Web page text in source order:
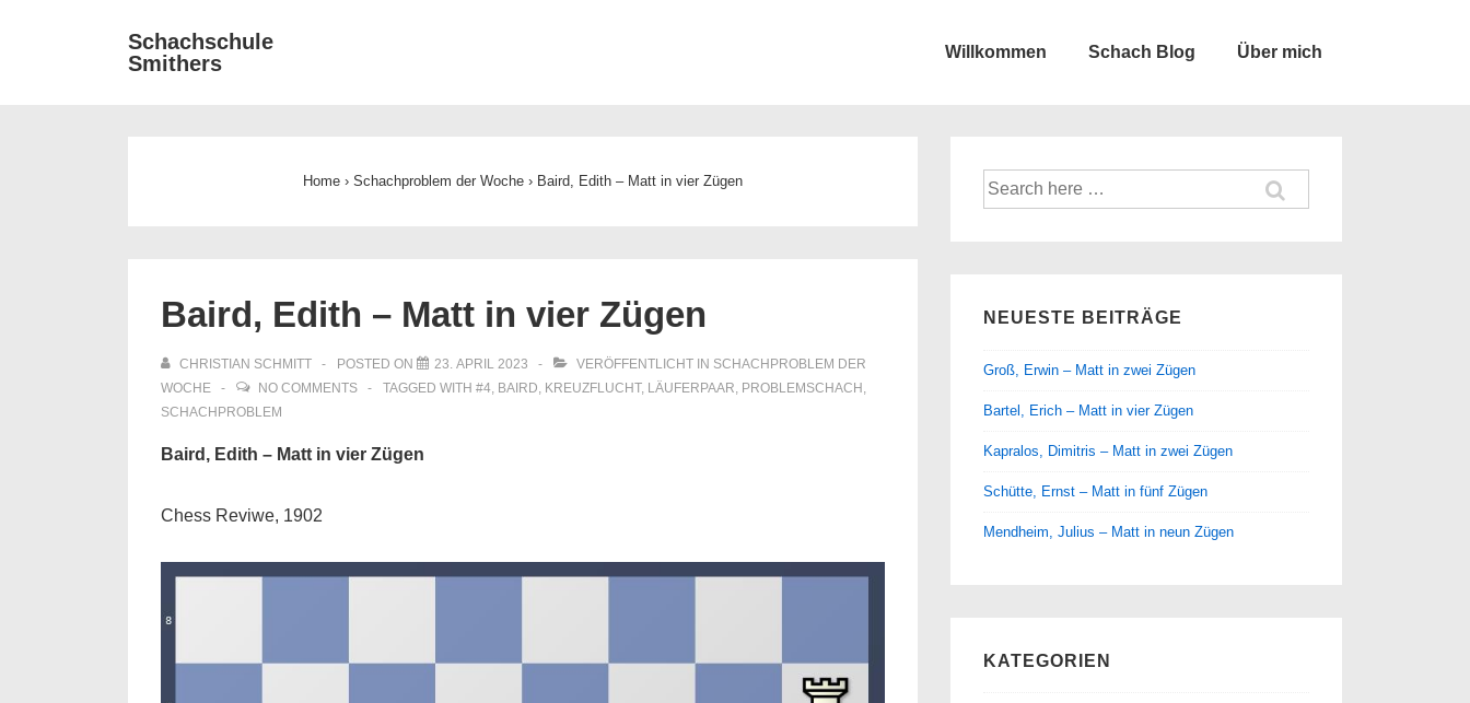
Schachschule
Smithers
Willkommen Schach Blog Über mich
Home › Schachproblem der Woche › Baird, Edith – Matt in vier Zügen
Baird, Edith – Matt in vier Zügen
CHRISTIAN SCHMITT POSTED ON 23. APRIL 2023 VERÖFFENTLICHT IN SCHACHPROBLEM DER
WOCHE
NO COMMENTS TAGGED WITH #4, BAIRD, KREUZFLUCHT, LÄUFERPAAR, PROBLEMSCHACH ,
SCHACHPROBLEM
Baird, Edith – Matt in vier Zügen
Chess Reviwe, 1902
Suche
nach:
NEUESTE BEITRÄGE
Groß, Erwin – Matt in zwei Zügen
Bartel, Erich – Matt in vier Zügen
Kapralos, Dimitris – Matt in zwei Zügen
Schütte, Ernst – Matt in fünf Zügen
Mendheim, Julius – Matt in neun Zügen
KATEGORIEN